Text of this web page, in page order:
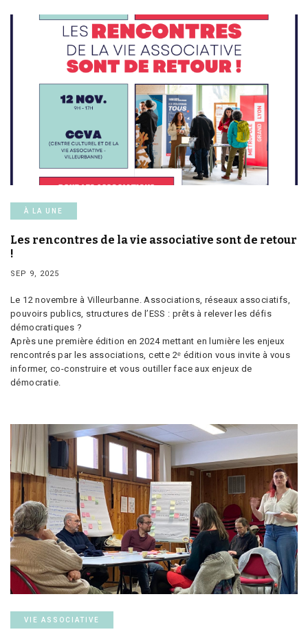
À LA UNE
Les rencontres de la vie associative sont de retour
!
SEP 9, 2025
Le 12 novembre à Villeurbanne. Associations, réseaux associatifs,
pouvoirs publics, structures de l’ESS : prêts à relever les défis
démocratiques ?
Après une première édition en 2024 mettant en lumière les enjeux
rencontrés par les associations, cette 2ᵉ édition vous invite à vous
informer, co-construire et vous outiller face aux enjeux de
démocratie.
VIE ASSOCIATIVE